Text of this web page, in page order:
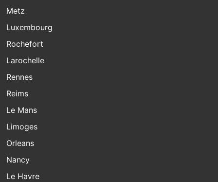
Metz
Luxembourg
Rochefort
Larochelle
Rennes
Reims
Le Mans
Limoges
Orleans
Nancy
Le Havre